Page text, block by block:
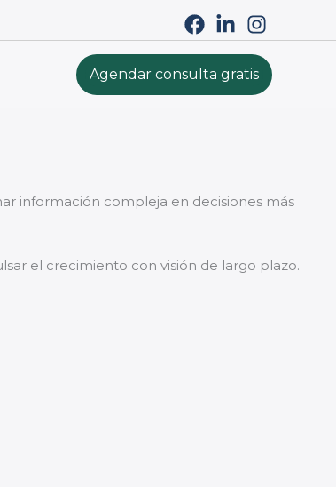
Agendar consulta gratis
información compleja en decisiones más
el crecimiento con visión de largo plazo.